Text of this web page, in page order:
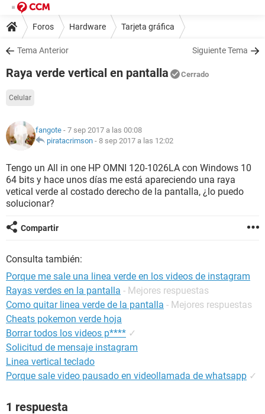
Foros Hardware Tarjeta gráfica
Tema Anterior Siguiente Tema
Raya verde vertical en pantalla Cerrado
Celular
fangote - 7 sep 2017 a las 00:08
piratacrimson - 8 sep 2017 a las 12:02
Tengo un All in one HP OMNI 120-1026LA con Windows 10
64 bits y hace unos días me está apareciendo una raya
vetical verde al costado derecho de la pantalla, ¿lo puedo
solucionar?
Compartir
Consulta también:
Porque me sale una linea verde en los videos de instagram
Rayas verdes en la pantalla - Mejores respuestas
Como quitar linea verde de la pantalla - Mejores respuestas
Cheats pokemon verde hoja
Borrar todos los videos p**** ✓
Solicitud de mensaje instagram
Linea vertical teclado
Porque sale video pausado en videollamada de whatsapp ✓
1 respuesta